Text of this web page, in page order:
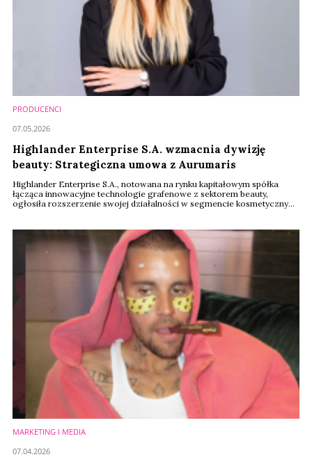
PRODUCENCI
Highlander Enterprise S.A. wzmacnia dywizję
beauty: Strategiczna umowa z Aurumaris
Highlander Enterprise S.A., notowana na rynku kapitałowym spółka
łącząca innowacyjne technologie grafenowe z sektorem beauty,
ogłosiła rozszerzenie swojej działalności w segmencie kosmetycznym.
filarem przychodowym spółki, opartym na sprawdzonym modelu
pośrednictwa handlowego.
07.05.2026
MARKETING I MEDIA
07.04.2026